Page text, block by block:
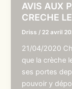
AVIS AUX
CRECHE
Driss / 22 avril
21/04/2020
que la crèche
ses portes
pouvoir y